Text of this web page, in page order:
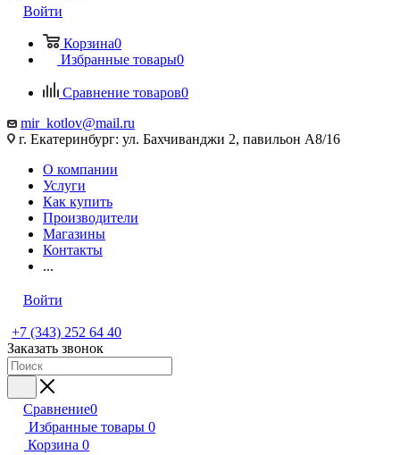
Войти
Корзина0
Избранные товары0
Сравнение товаров0
mir_kotlov@mail.ru
г. Екатеринбург: ул. Бахчиванджи 2, павильон А8/16
О компании
Услуги
Как купить
Производители
Магазины
Контакты
...
Войти
+7 (343) 252 64 40
Заказать звонок
Сравнение0
Избранные товары 0
Корзина 0